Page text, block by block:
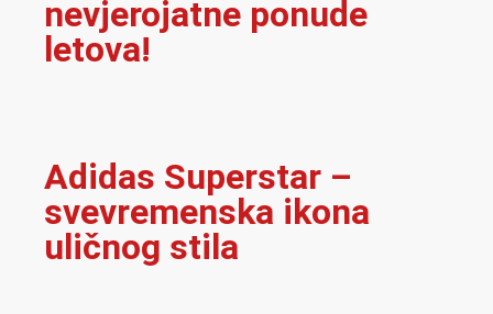
nevjerojatne ponude
letova!
Adidas Superstar –
svevremenska ikona
uličnog stila